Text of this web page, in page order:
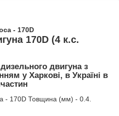
- 170D
170D (4 к.с.
двигуна з
у Харкові, в Україні в
- 170D Товщина (мм) - 0.4.